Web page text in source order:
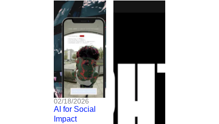
02/18/2026
AI for Social
Impact